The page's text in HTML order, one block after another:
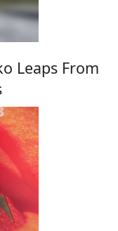
Leaps From